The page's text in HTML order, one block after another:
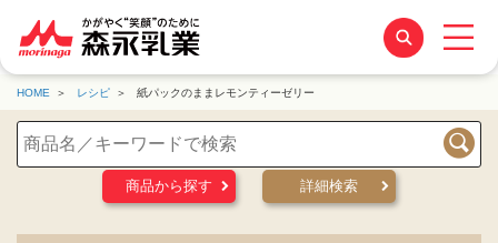
HOME レシピ 紙パックのままレモンティーゼリー
検索
商品から探す
詳細検索